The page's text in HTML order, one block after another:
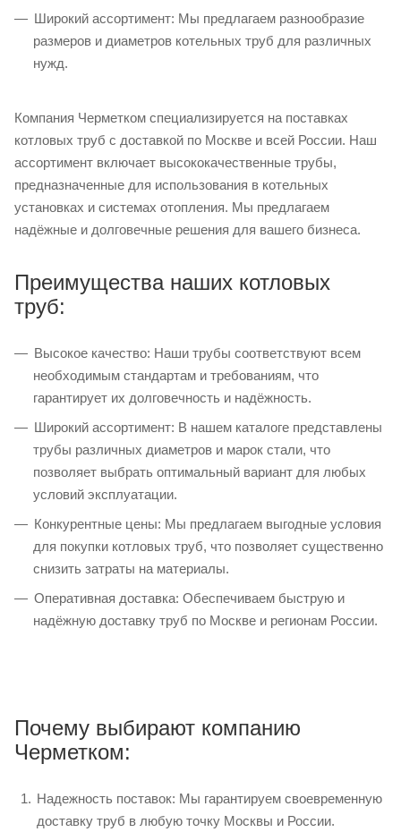
Широкий ассортимент: Мы предлагаем разнообразие
размеров и диаметров котельных труб для различных
нужд.
Компания Черметком специализируется на поставках
котловых труб с доставкой по Москве и всей России. Наш
ассортимент включает высококачественные трубы,
предназначенные для использования в котельных
установках и системах отопления. Мы предлагаем
надёжные и долговечные решения для вашего бизнеса.
Преимущества наших котловых
труб:
Высокое качество: Наши трубы соответствуют всем
необходимым стандартам и требованиям, что
гарантирует их долговечность и надёжность.
Широкий ассортимент: В нашем каталоге представлены
трубы различных диаметров и марок стали, что
позволяет выбрать оптимальный вариант для любых
условий эксплуатации.
Конкурентные цены: Мы предлагаем выгодные условия
для покупки котловых труб, что позволяет существенно
снизить затраты на материалы.
Оперативная доставка: Обеспечиваем быструю и
надёжную доставку труб по Москве и регионам России.
Почему выбирают компанию
Черметком:
Надежность поставок: Мы гарантируем своевременную
доставку труб в любую точку Москвы и России.